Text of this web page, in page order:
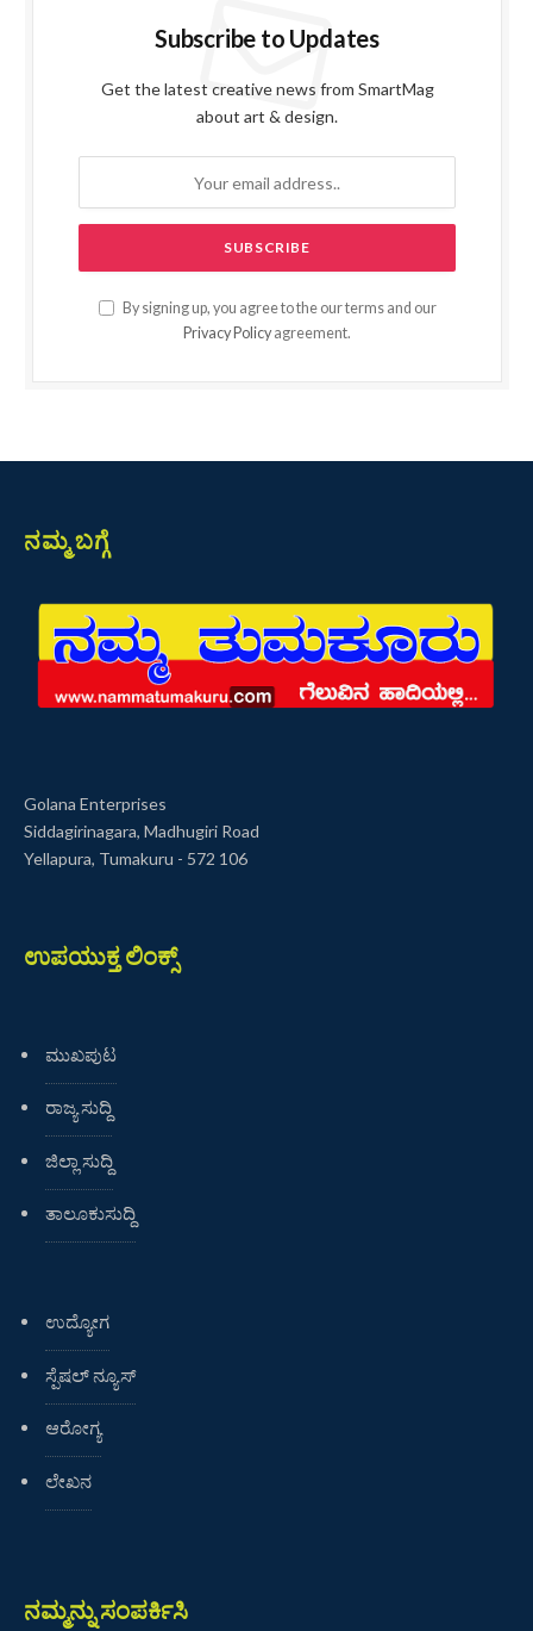
Subscribe to Updates
Get the latest creative news from SmartMag
about art & design.
By signing up, you agree to the our terms and our
Privacy Policy agreement.
ನಮ್ಮ ಬಗ್ಗೆ
Golana Enterprises
Siddagirinagara, Madhugiri Road
Yellapura, Tumakuru - 572 106
ಉಪಯುಕ್ತ ಲಿಂಕ್ಸ್
ಮುಖಪುಟ
ರಾಜ್ಯ ಸುದ್ದಿ
ಜಿಲ್ಲಾ ಸುದ್ದಿ
ತಾಲೂಕುಸುದ್ದಿ
ಉದ್ಯೋಗ
ಸ್ಪೆಷಲ್ ನ್ಯೂಸ್
ಆರೋಗ್ಯ
ಲೇಖನ
ನಮ್ಮನ್ನು ಸಂಪರ್ಕಿಸಿ